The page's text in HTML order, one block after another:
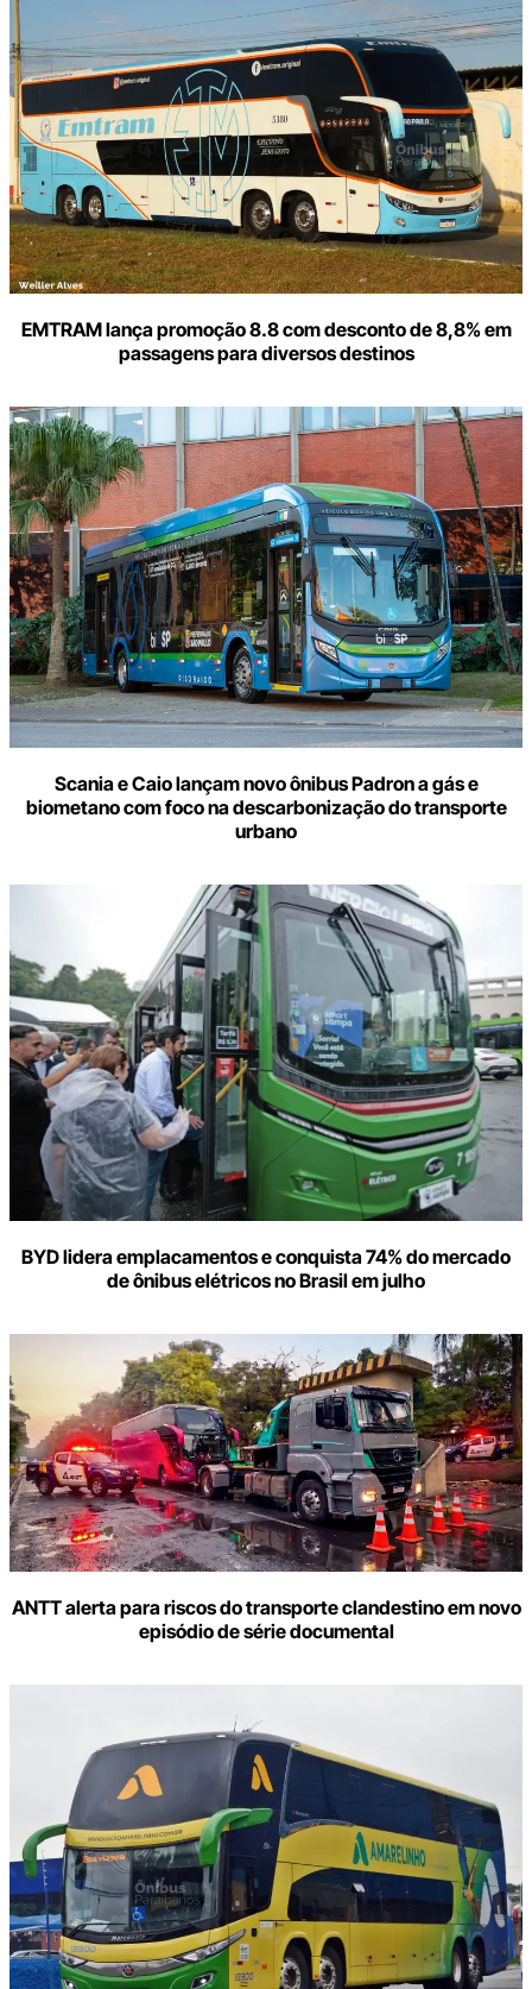
EMTRAM lança promoção 8.8 com desconto de 8,8% em
passagens para diversos destinos
Scania e Caio lançam novo ônibus Padron a gás e
biometano com foco na descarbonização do transporte
urbano
BYD lidera emplacamentos e conquista 74% do mercado
de ônibus elétricos no Brasil em julho
ANTT alerta para riscos do transporte clandestino em novo
episódio de série documental
o
seu
e-
mail